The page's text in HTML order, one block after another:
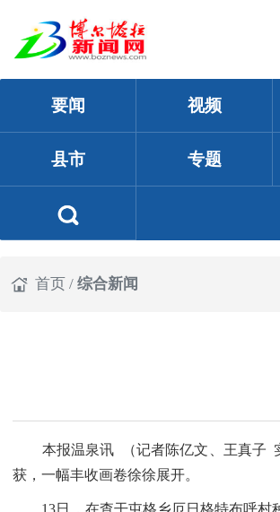
要闻 视频
县市 专题
首页/综合新闻
本报温泉讯 （记者陈亿文、王真子 实
获，一幅丰收画卷徐徐展开。
13日，在查干屯格乡厄日格特布呼村